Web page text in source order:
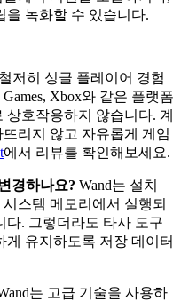
을 녹화할 수 있습니다.
저히 싱글 플레이어 경험
Xbox와 같은 플랫폼
호작용하지 않습니다. 계
리지 않고 자유롭게 게임
에서 리뷰를 확인해보세요.
경하나요? Wand는 설치
스템 메모리에서 실행되
다. 그렇더라도 타사 도구
유지하도록 저장 데이터
는 고급 기술을 사용하